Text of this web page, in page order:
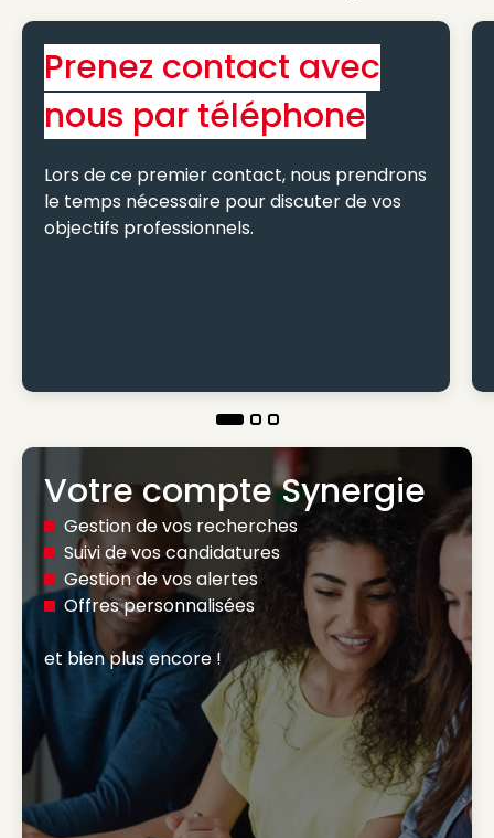
Prenez contact avec
nous par téléphone
Lors de ce premier contact, nous prendrons
le temps nécessaire pour discuter de vos
objectifs professionnels.
Votre compte Synergie
Gestion de vos recherches
Suivi de vos candidatures
Gestion de vos alertes
Offres personnalisées
et bien plus encore !